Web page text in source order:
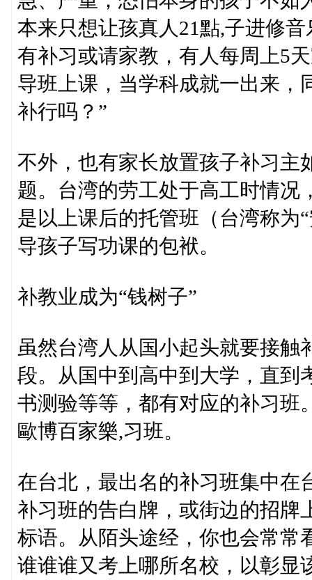
本来只想让孩真人21點,子进修
有补习或请家教，有人每周上5
导班上课，当学科成就一出来，
补行吗？”
不外，也有家长放置孩子补习主
题。台湾的劳工处于高工时情况
是以上课后的托管班（台湾称为
导孩子写功课的包袱。
补教业成为“钱树子”
虽然台湾人从国小起头就要接触
段。从国中到高中到大学，直到
书测验等等，都有对应的补习班
歐博百家樂,习班。
在台北，最出名的补习班集中在
补习班的告白牌，或街边的招牌
标语。从陌头途经，你也会常常
谁谁谁又考上哪所名校，以彰显